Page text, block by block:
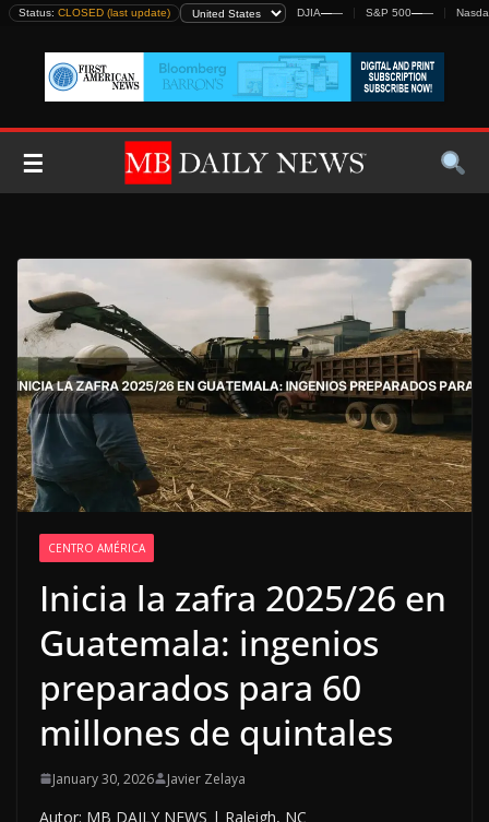
Skip
content
Status: CLOSED (last update) DJIA—— S&P 500——
☰
CENTRO AMÉRICA
Inicia la zafra 2025/26 en
Guatemala: ingenios
preparados para 60
millones de quintales
January 30, 2026 Javier Zelaya
Autor: MB DAILY NEWS | Raleigh, NC